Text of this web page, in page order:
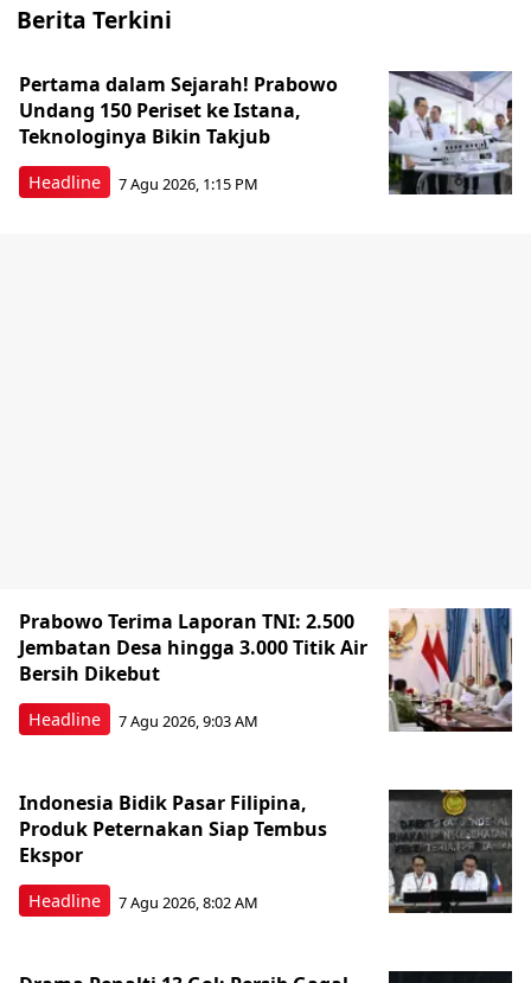
Berita Terkini
Headline
Pertama dalam Sejarah! Prabowo
Undang 150 Periset ke Istana,
Teknologinya Bikin Takjub
7 Agu 2026, 1:15 PM
Headline
Prabowo Terima Laporan TNI: 2.500
Jembatan Desa hingga 3.000 Titik Air
Bersih Dikebut
7 Agu 2026, 9:03 AM
Headline
Indonesia Bidik Pasar Filipina,
Produk Peternakan Siap Tembus
Ekspor
7 Agu 2026, 8:02 AM